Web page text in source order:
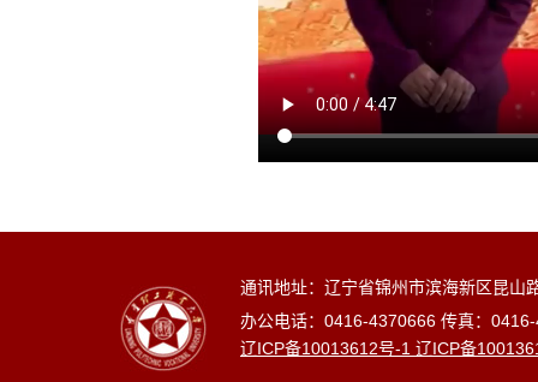
通讯地址：辽宁省锦州市滨海新区昆山
办公电话： 0416-4370666 传真：
辽ICP备10013612号-1 辽ICP备